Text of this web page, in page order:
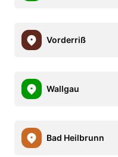
Vorderriß
Wallgau
Bad Heilbrunn